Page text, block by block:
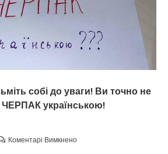
собі до уваги! Ви точно не
ЧЕРПАК українською!
Коментарі Вимкненодо